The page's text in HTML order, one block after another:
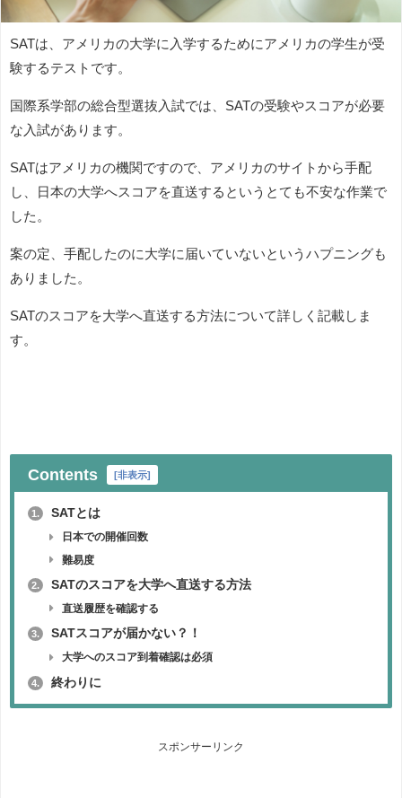
SATは、アメリカの大学に入学するためにアメリカの学生が受
験するテストです。
国際系学部の総合型選抜 入試では、SATの受験やスコアが必要
な入試があります。
SATはアメリカの機関ですので、アメリカのサイトから手配
し、日本の大学へスコアを直送するというとても不安な作業で
した。
案の定、手配したのに大学に届いていないというハプニングも
ありました。
SATのスコアを大学へ直送する方法について詳しく記載しま
す。
Contents [非表示]
1. SATとは
日本での開催回数
難易度
2. SATのスコアを大学へ直送する方法
直送履歴を確認する
3. SATスコアが届かない？！
大学へのスコア到着確認は必須
4. 終わりに
スポンサーリンク